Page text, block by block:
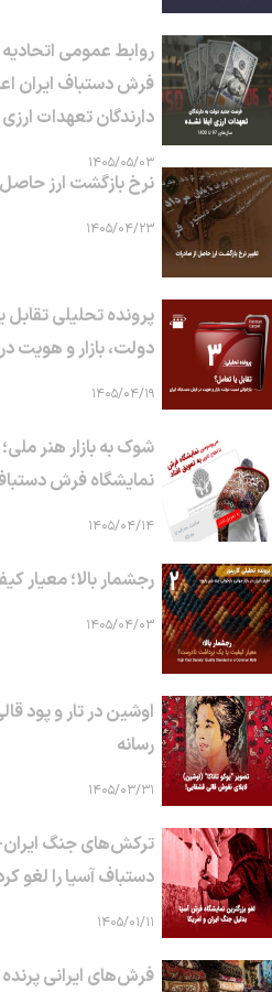
روابط عمومی اتحادیه
فرش دستباف ایران
دارندگان تعهدات ارزی
۱۴۰۵/۰۵/۰۳
نرخ بازگشت ارز
۱۴۰۵/۰۴/۲۳
پرونده تحلیلی
دولت، بازار و هویت
۱۴۰۵/۰۴/۱۹
شوک به بازار هنر
نمایشگاه فرش
۱۴۰۵/۰۴/۱۴
رجشمار بالا؛ معیار
۱۴۰۵/۰۴/۰۳
اوشین در تار و پود
رسانه
۱۴۰۵/۰۳/۳۱
ترکش‌های جنگ ایران-
دستباف آسیا را لغو
۱۴۰۵/۰۱/۱۱
فرش‌های ایرانی